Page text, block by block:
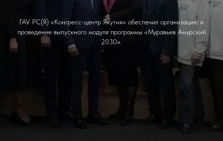
ГАУ РС(Я) «Конгресс-центр Якутия» обеспечил организацию и
проведение выпускного модуля программы «Муравьев Амурский
2030».